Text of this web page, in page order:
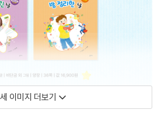
이미지 더보기